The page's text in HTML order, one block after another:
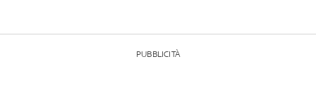
PUBBLICITÀ